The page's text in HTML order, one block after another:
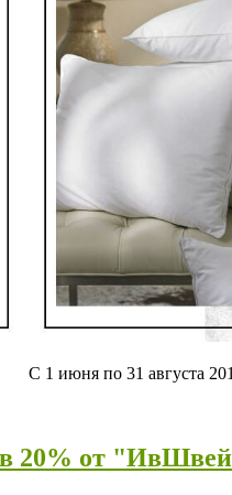
С 1 июня по 31 августа
20% от